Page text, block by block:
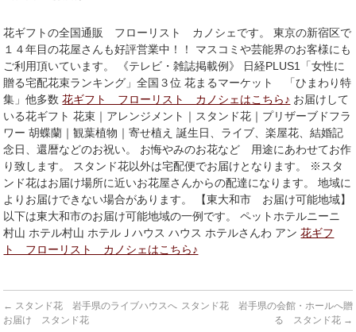
ド
ウ
で
開
き
ま
す)
花ギフトの全国通販 フローリスト カノシェです。 東京の新宿区で
１４年目の花屋さんも好評営業中！！ マスコミや芸能界のお客様にも
ご利用頂いています。 《テレビ・雑誌掲載例》 日経PLUS1「女性に
贈る宅配花束ランキング」全国３位 花まるマーケット 「ひまわり特
集」他多数花ギフト フローリスト カノシェはこちら♪ お届けして
いる花ギフト 花束｜アレンジメント｜スタンド花｜プリザーブドフラ
ワー 胡蝶蘭｜観葉植物｜寄せ植え 誕生日、ライブ、楽屋花、結婚記
念日、還暦などのお祝い。 お悔やみのお花など 用途にあわせてお作
り致します。 スタンド花以外は宅配便でお届けとなります。 ※スタ
ンド花はお届け場所に近いお花屋さんからの配達になります。 地域に
よりお届けできない場合があります。 【東大和市 お届け可能地域】
以下は東大和市のお届け可能地域の一例です。 ペットホテルニーニ
村山 ホテル村山 ホテルＪハウス ハウス ホテルさんわ アン花ギフ
ト フローリスト カノシェはこちら♪
← スタンド花 岩手県のライブハウスへ
お届け スタンド花
スタンド花 岩手県の会館・ホールへ贈
る スタンド花 →